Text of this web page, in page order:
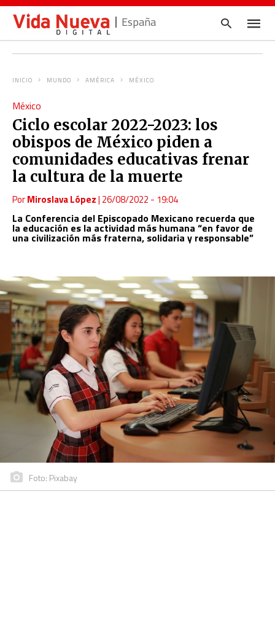
España
INICIO MUNDO AMÉRICA MÉXICO
México
Ciclo escolar 2022-2023: los
obispos de México piden a
comunidades educativas frenar
la cultura de la muerte
PorMiroslava López| 26/08/2022 - 19:04
La Conferencia del Episcopado Mexicano recuerda que
la educación es la actividad más humana “en favor de
una civilización más fraterna, solidaria y responsable”
Foto: Pixabay